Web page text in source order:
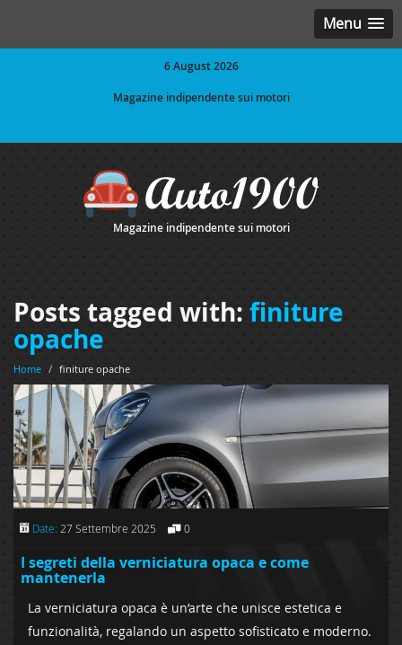
Menu
6 August 2026
Magazine indipendente sui motori
Magazine indipendente sui motori
Posts tagged with: finiture
opache
Home / finiture opache
Date: 27 Settembre 2025 0
I segreti della verniciatura opaca e come
mantenerla
La verniciatura opaca è un’arte che unisce estetica e
funzionalità, regalando un aspetto sofisticato e moderno.